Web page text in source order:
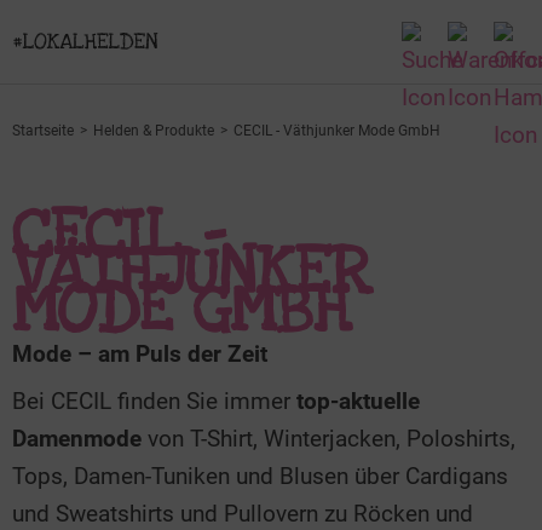
Startseite Helden & Produkte CECIL - Väthjunker Mode GmbH
CECIL -
VÄTHJUNKER
MODE GMBH
Mode – am Puls der Zeit
Bei CECIL finden Sie immer top-aktuelle
Damenmode von T-Shirt, Winterjacken, Poloshirts,
Tops, Damen-Tuniken und Blusen über Cardigans
und Sweatshirts und Pullovern zu Röcken und